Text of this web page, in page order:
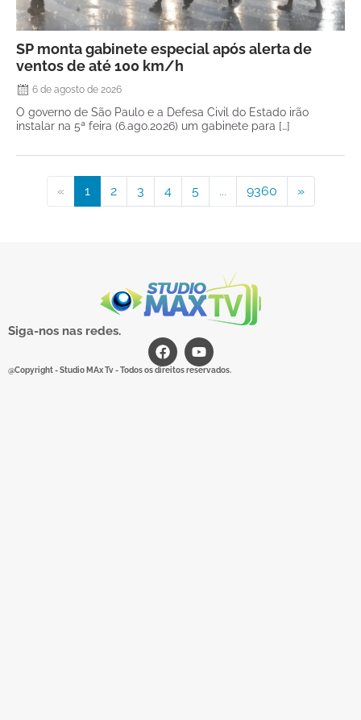
SP monta gabinete especial após alerta de
ventos de até 100 km/h
6 de agosto de 2026
O governo de São Paulo e a Defesa Civil do Estado irão
instalar na 5ª feira (6.ago.2026) um gabinete para […]
« 1 2 3 4 5 ... 9360 »
Siga-nos nas redes.
@Copyright - Studio MAx Tv - Todos os direitos reservados.